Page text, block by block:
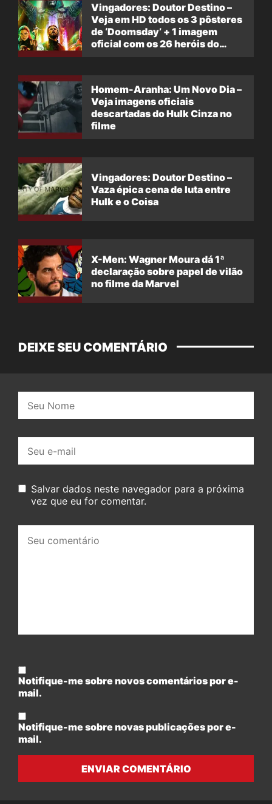
Vingadores: Doutor Destino –
Veja em HD todos os 3 pôsteres
de ‘Doomsday’ + 1 imagem
oficial com os 26 heróis do
Homem-Aranha: Um Novo Dia –
Veja imagens oficiais
descartadas do Hulk Cinza no
filme
Vingadores: Doutor Destino –
Vaza épica cena de luta entre
Hulk e o Coisa
X-Men: Wagner Moura dá 1ª
declaração sobre papel de vilão
no filme da Marvel
DEIXE SEU COMENTÁRIO
mail:
Salvar dados neste navegador para a próxima
vez que eu for comentar.
comentário:
Notifique-me sobre novos comentários por e-
mail.
Notifique-me sobre novas publicações por e-
mail.
ENVIAR COMENTÁRIO